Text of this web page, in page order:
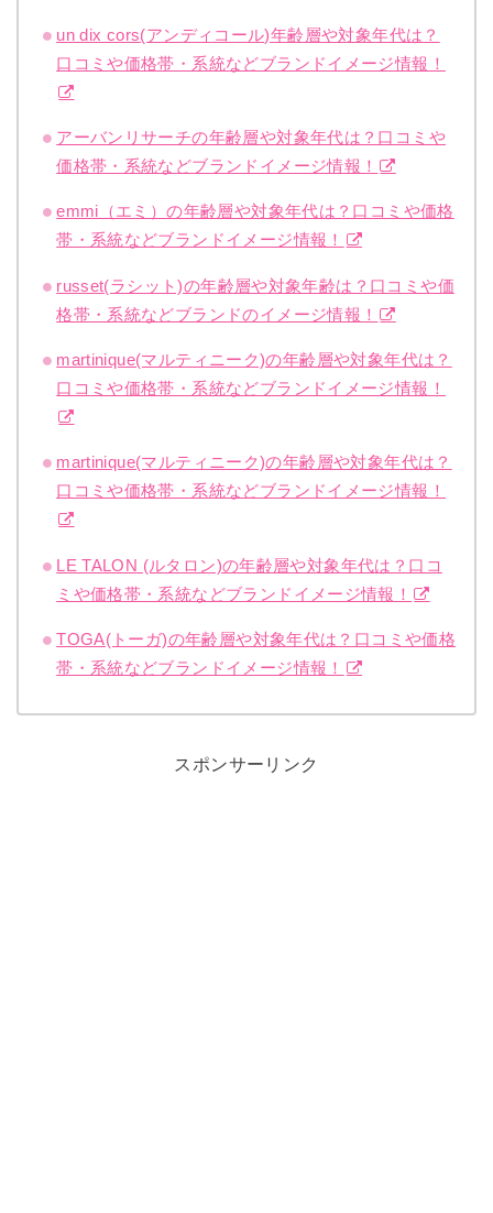
un dix cors(アンディコール)年齢層や対象年代は？
口コミや価格帯・系統などブランドイメージ情報！
アーバンリサーチの年齢層や対象年代は？口コミや
価格帯・系統などブランドイメージ情報！
emmi（エミ）の年齢層や対象年代は？口コミや価格
帯・系統などブランドイメージ情報！
russet(ラシット)の年齢層や対象年齢は？口コミや価
格帯・系統などブランドのイメージ情報！
martinique(マルティニーク)の年齢層や対象年代は？
口コミや価格帯・系統などブランドイメージ情報！
martinique(マルティニーク)の年齢層や対象年代は？
口コミや価格帯・系統などブランドイメージ情報！
LE TALON (ルタロン)の年齢層や対象年代は？口コ
ミや価格帯・系統などブランドイメージ情報！
TOGA(トーガ)の年齢層や対象年代は？口コミや価格
帯・系統などブランドイメージ情報！
スポンサーリンク